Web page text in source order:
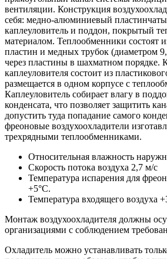
вентиляции. Конструкция
себя: медно-алюминиевый
каплеуловитель и поддон, покрытый
материалом. Теплообменники состоят
пластин и медных трубок (диаметром
через пластины в шахматном порядке.
каплеуловителя состоит из
размещается в одном корпусе с
Каплеуловитель собирает влагу в
конденсата, что позволяет защитить
допустить туда попадание самого
фреоновые воздухоохладители
трехрядными теплообменниками.
Относительная влажность
Скорость потока воздуха 2,7 м/с
Температура испарения для
+5°С.
Температура входящего воздуха
Монтаж воздухоохладителя должны
организациями с соблюдением
Охладитель можно устанавливать